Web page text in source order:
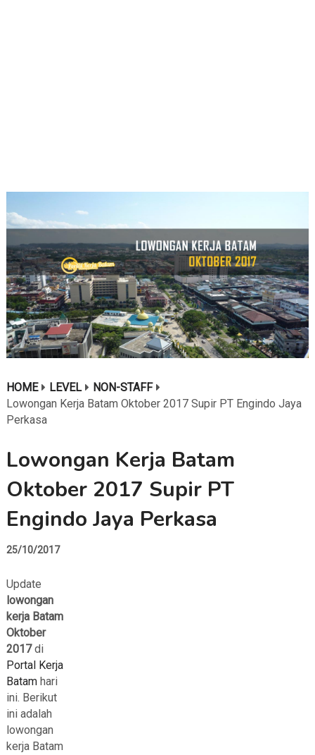
HOME LEVEL
NON-STAFF
Lowongan Kerja Batam Oktober 2017 Supir PT Engindo Jaya
Perkasa
Lowongan Kerja Batam
Oktober 2017 Supir PT
Engindo Jaya Perkasa
25/10/2017
Update
lowongan
kerja Batam
Oktober
2017di
Portal Kerja
Batamhari
ini. Berikut
ini adalah
lowongan
kerja Batam